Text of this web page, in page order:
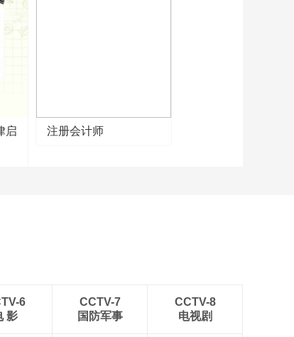
启 注册会计师
6
影
CCTV-7
国防军事
CCTV-8
电视剧